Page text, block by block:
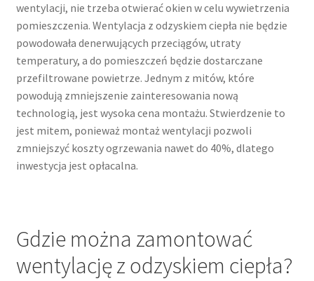
wentylacji, nie trzeba otwierać okien w celu wywietrzenia
pomieszczenia. Wentylacja z odzyskiem ciepła nie będzie
powodowała denerwujących przeciągów, utraty
temperatury, a do pomieszczeń będzie dostarczane
przefiltrowane powietrze. Jednym z mitów, które
powodują zmniejszenie zainteresowania nową
technologią, jest wysoka cena montażu. Stwierdzenie to
jest mitem, ponieważ montaż wentylacji pozwoli
zmniejszyć koszty ogrzewania nawet do 40%, dlatego
inwestycja jest opłacalna.
Gdzie można zamontować
wentylację z odzyskiem ciepła?